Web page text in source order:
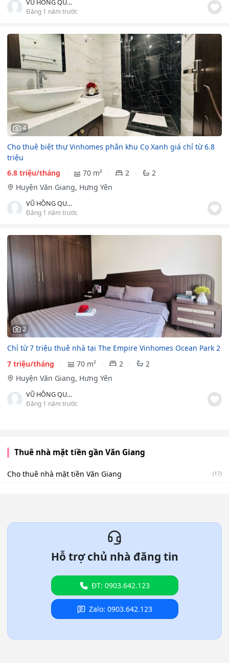
VŨ HỒNG QUÂN
Đăng 1 năm trước
4
Cho thuê biệt thự Vinhomes phân khu Cọ Xanh giá chỉ từ 6.8
triệu
6.8 triệu/tháng
70 m² 2
2
Huyện Văn Giang, Hưng Yên
VŨ HỒNG QUÂN
Đăng 1 năm trước
2
Chỉ từ 7 triệu thuê nhà tại The Empire Vinhomes Ocean Park 2
7 triệu/tháng
70 m² 2
2
Huyện Văn Giang, Hưng Yên
VŨ HỒNG QUÂN
Đăng 1 năm trước
Thuê nhà mặt tiền gần Văn Giang
Cho thuê nhà mặt tiền Văn Giang (17)
Hỗ trợ chủ nhà đăng tin
ĐT: 0903.642.123
Zalo: 0903.642.123